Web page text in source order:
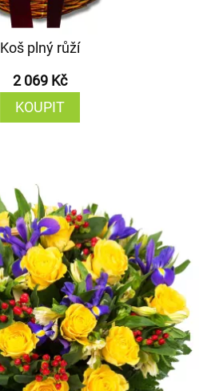
Koš plný růží
2 069 Kč
KOUPIT